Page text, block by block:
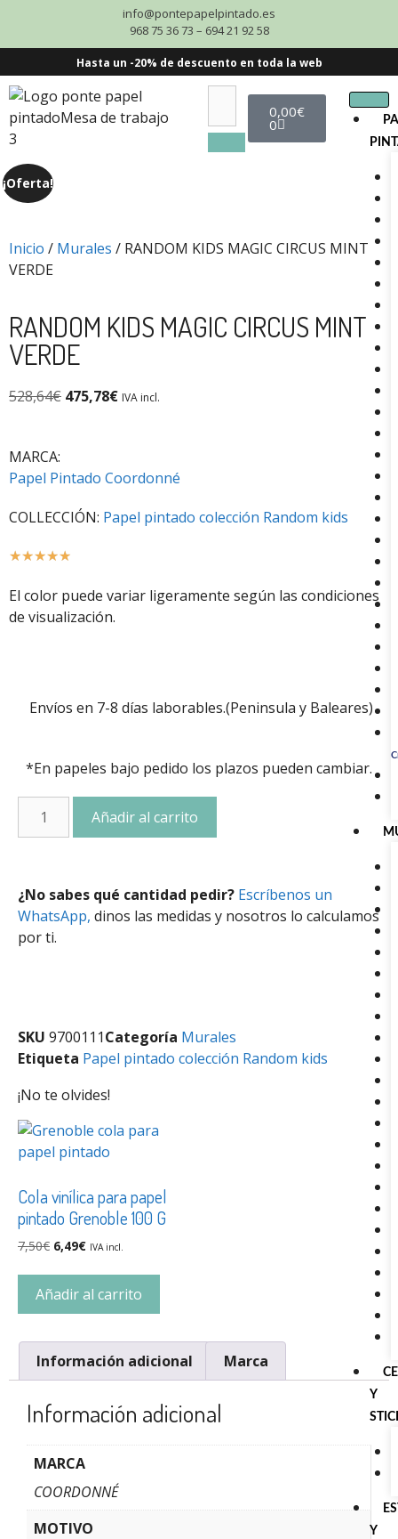
info@pontepapelpintado.es
968 75 36 73 – 694 21 92 58
Hasta un -20% de descuento en toda la web
0,00€
0
Y
Y
¡Oferta!
Inicio / Murales / RANDOM KIDS MAGIC CIRCUS MINT
VERDE
RANDOM KIDS MAGIC CIRCUS MINT
VERDE
528,64€ 475,78€ IVA incl.
MARCA:
Papel Pintado Coordonné
COLLECCIÓN: Papel pintado colección Random kids
☆☆☆☆☆
El color puede variar ligeramente según las condiciones
de visualización.
Envíos en 7-8 días laborables.(Peninsula y Baleares)
*En papeles bajo pedido los plazos pueden cambiar.
Añadir al carrito
¿No sabes qué cantidad pedir? Escríbenos un
WhatsApp, dinos las medidas y nosotros lo calculamos
por ti.
SKU 9700111Categoría Murales
Etiqueta Papel pintado colección Random kids
¡No te olvides!
Cola vinílica para papel
pintado Grenoble 100 G
7,50€ 6,49€ IVA incl.
Añadir al carrito
Información adicional Marca
Información adicional
MARCA
COORDONNÉ
MOTIVO